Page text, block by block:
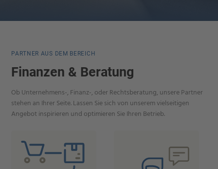
PARTNER AUS DEM BEREICH
Finanzen & Beratung
Ob Unternehmens-, Finanz-, oder Rechtsberatung, unsere Partner
stehen an Ihrer Seite. Lassen Sie sich von unserem vielseitigen
Angebot inspirieren und optimieren Sie Ihren Betrieb.